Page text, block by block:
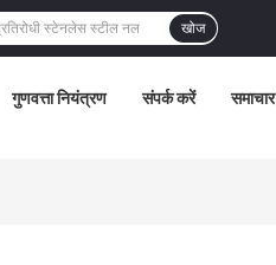
खोज
गुणवत्ता नियंत्रण संपर्क करें समाचार